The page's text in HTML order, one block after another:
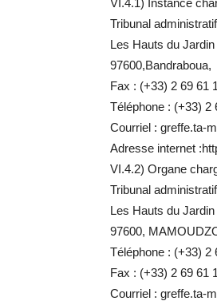
VI.4.1) Instance
Tribunal
Les Hauts du
97600,Bandraboua,
Fax : (+33) 2 69 61
Téléphone : (+33) 2
Courriel : greffe.ta-
Adresse internet
VI.4.2) Organe
Tribunal
Les Hauts du
97600,
Téléphone : (+33) 2
Fax : (+33) 2 69 61
Courriel : greffe.ta-